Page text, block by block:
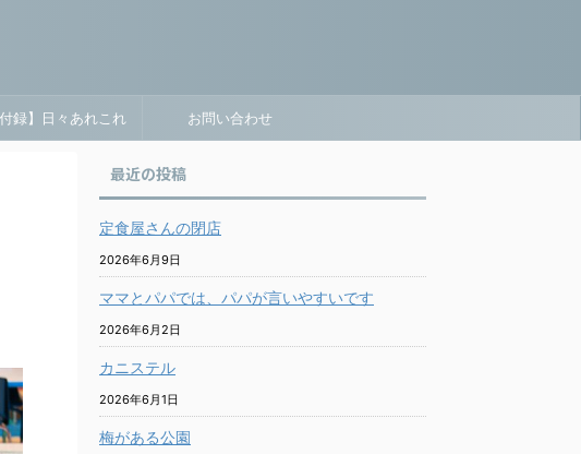
付録】日々あれこれ お問い合わせ
最近の投稿
定食屋さんの閉店
2026年6月9日
ママとパパでは、パパが言いやすいです
2026年6月2日
カニステル
2026年6月1日
梅がある公園